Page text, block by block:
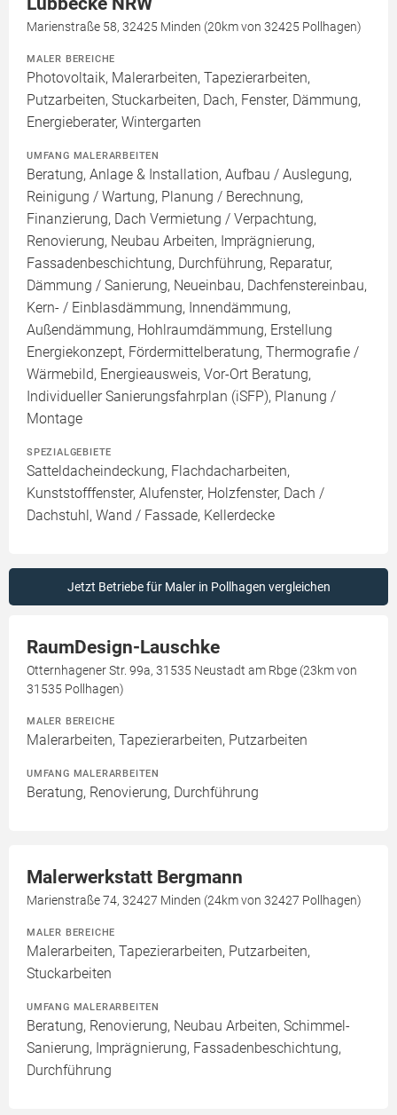
Marienstraße 58, 32425 Minden (20km von 32425 Pollhagen)
MALER BEREICHE
Photovoltaik, Malerarbeiten, Tapezierarbeiten,
Putzarbeiten, Stuckarbeiten, Dach, Fenster, Dämmung,
Energieberater, Wintergarten
UMFANG MALERARBEITEN
Beratung, Anlage & Installation, Aufbau / Auslegung,
Reinigung / Wartung, Planung / Berechnung,
Finanzierung, Dach Vermietung / Verpachtung,
Renovierung, Neubau Arbeiten, Imprägnierung,
Fassadenbeschichtung, Durchführung, Reparatur,
Dämmung / Sanierung, Neueinbau, Dachfenstereinbau,
Kern- / Einblasdämmung, Innendämmung,
Außendämmung, Hohlraumdämmung, Erstellung
Energiekonzept, Fördermittelberatung, Thermografie /
Wärmebild, Energieausweis, Vor-Ort Beratung,
Individueller Sanierungsfahrplan (iSFP), Planung /
Montage
SPEZIALGEBIETE
Satteldacheindeckung, Flachdacharbeiten,
Kunststofffenster, Alufenster, Holzfenster, Dach /
Dachstuhl, Wand / Fassade, Kellerdecke
Jetzt Betriebe für Maler in Pollhagen vergleichen
RaumDesign-Lauschke
Otternhagener Str. 99a, 31535 Neustadt am Rbge (23km von
31535 Pollhagen)
MALER BEREICHE
Malerarbeiten, Tapezierarbeiten, Putzarbeiten
UMFANG MALERARBEITEN
Beratung, Renovierung, Durchführung
Malerwerkstatt Bergmann
Marienstraße 74, 32427 Minden (24km von 32427 Pollhagen)
MALER BEREICHE
Malerarbeiten, Tapezierarbeiten, Putzarbeiten,
Stuckarbeiten
UMFANG MALERARBEITEN
Beratung, Renovierung, Neubau Arbeiten, Schimmel-
Sanierung, Imprägnierung, Fassadenbeschichtung,
Durchführung